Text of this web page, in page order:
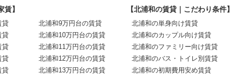
賃】
貸
貸
貸
貸
貸
北浦和9万円台の賃貸
北浦和10万円台の賃貸
北浦和11万円台の賃貸
北浦和12万円台の賃貸
北浦和13万円台の賃貸
【北浦和の賃貸｜こだわり条件】
北浦和の単身向け賃貸
北浦和のカップル向け賃貸
北浦和のファミリー向け賃貸
北浦和のバス・トイレ別賃貸
北浦和の初期費用安め賃貸